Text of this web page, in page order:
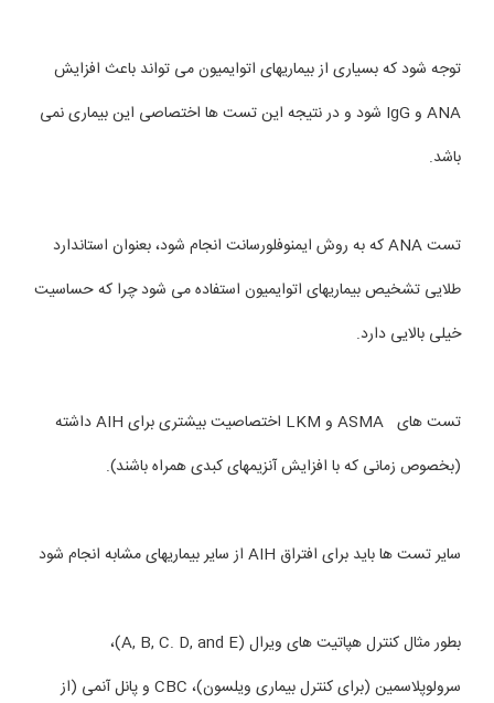
توجه شود که بسیاری از بیماریهای اتوایمیون می تواند باعث افزایش
ANA و IgG شود و در نتیجه این تست ها اختصاصی این بیماری نمی
باشد.
تست ANA که به روش ایمنوفلورسانت انجام شود، بعنوان استاندارد
طلایی تشخیص بیماریهای اتوایمیون استفاده می شود چرا که حساسیت
خیلی بالایی دارد.
تست های ASMA و LKM اختصاصیت بیشتری برای AIH داشته
(بخصوص زمانی که با افزایش آنزیمهای کبدی همراه باشند).
سایر تست ها باید برای افتراق AIH از سایر بیماریهای مشابه انجام شود
بطور مثال کنترل هپاتیت های ویرال (A, B, C. D, and E)،
سرولوپلاسمین (برای کنترل بیماری ویلسون)، CBC و پانل آنمی (از